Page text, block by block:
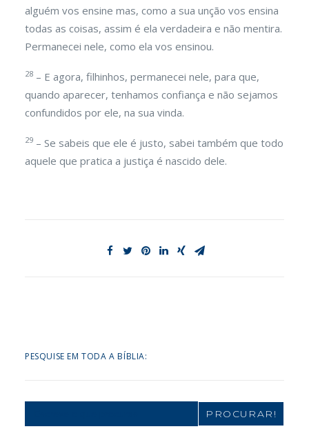
alguém vos ensine mas, como a sua unção vos ensina
todas as coisas, assim é ela verdadeira e não mentira.
Permanecei nele, como ela vos ensinou.
28 – E agora, filhinhos, permanecei nele, para que,
quando aparecer, tenhamos confiança e não sejamos
confundidos por ele, na sua vinda.
29 – Se sabeis que ele é justo, sabei também que todo
aquele que pratica a justiça é nascido dele.
PESQUISE EM TODA A BÍBLIA:
Search